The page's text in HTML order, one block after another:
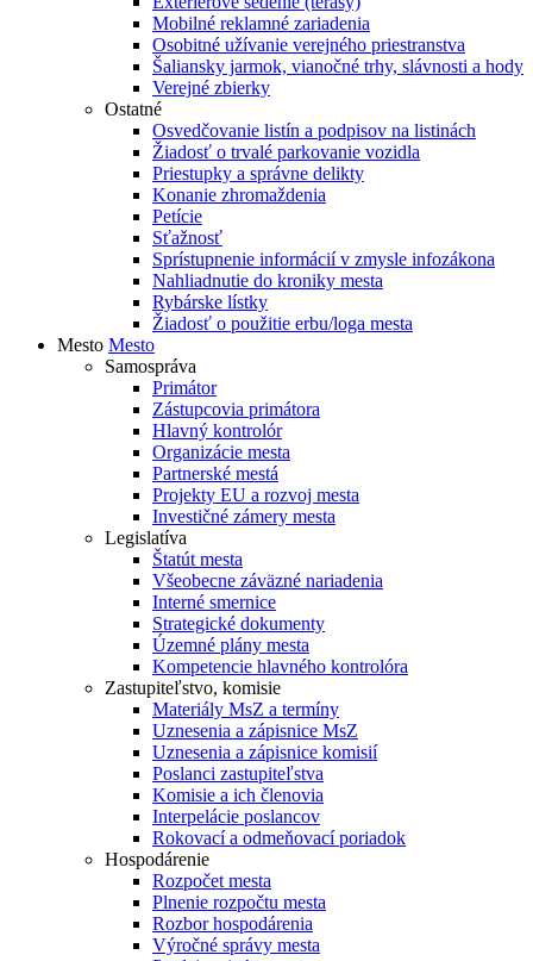
Mobilné reklamné zariadenia
Osobitné užívanie verejného priestranstva
Šaliansky jarmok, vianočné trhy, slávnosti a hody
Verejné zbierky
Ostatné
Osvedčovanie listín a podpisov na listinách
Žiadosť o trvalé parkovanie vozidla
Priestupky a správne delikty
Konanie zhromaždenia
Petície
Sťažnosť
Sprístupnenie informácií v zmysle infozákona
Nahliadnutie do kroniky mesta
Rybárske lístky
Žiadosť o použitie erbu/loga mesta
Mesto Mesto
Samospráva
Primátor
Zástupcovia primátora
Hlavný kontrolór
Organizácie mesta
Partnerské mestá
Projekty EU a rozvoj mesta
Investičné zámery mesta
Legislatíva
Štatút mesta
Všeobecne záväzné nariadenia
Interné smernice
Strategické dokumenty
Územné plány mesta
Kompetencie hlavného kontrolóra
Zastupiteľstvo, komisie
Materiály MsZ a termíny
Uznesenia a zápisnice MsZ
Uznesenia a zápisnice komisií
Poslanci zastupiteľstva
Komisie a ich členovia
Interpelácie poslancov
Rokovací a odmeňovací poriadok
Hospodárenie
Rozpočet mesta
Plnenie rozpočtu mesta
Rozbor hospodárenia
Výročné správy mesta